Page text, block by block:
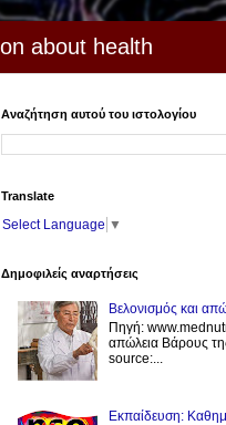
about health
Αναζήτηση αυτού του ιστολογίου
Translate
Select Language ▼
Δημοφιλείς αναρτήσεις
Βελονισμός και
Πηγή:
απώλεια Βάρους
source:...
Εκπαίδευση: